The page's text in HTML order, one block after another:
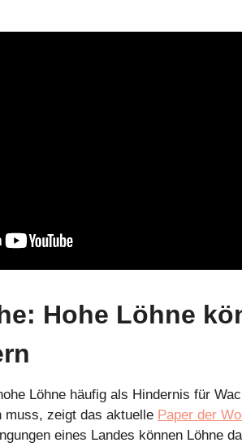
Hohe Löhne
Löhne häufig als Hindernis für
muss, zeigt das aktuelle Paper der
eines Landes können Löhne